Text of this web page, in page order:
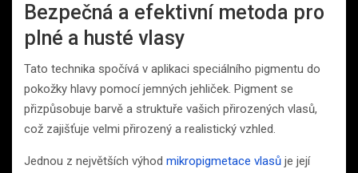
Bezpečná a efektivní metoda pro
plné a husté vlasy
Tato technika spočívá v aplikaci speciálního pigmentu do
pokožky hlavy pomocí jemných jehliček. Pigment se
přizpůsobuje barvě a struktuře vašich přirozených vlasů,
což zajišťuje velmi přirozený a realistický vzhled.
Jednou z největších výhod mikropigmetace vlasů je její